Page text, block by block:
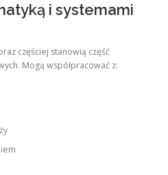
i systemami
częściej stanowią część
Mogą współpracować z: